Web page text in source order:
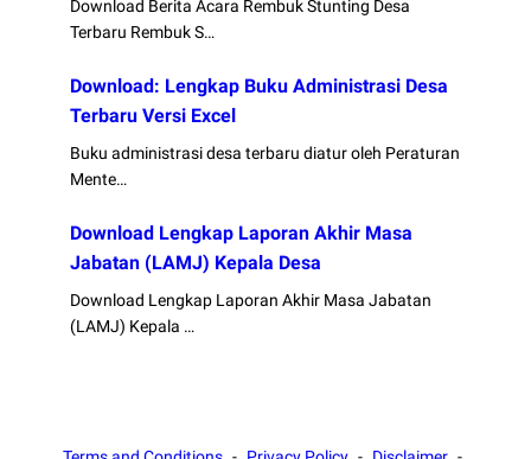
Download Berita Acara Rembuk Stunting Desa
Terbaru Rembuk S…
Download: Lengkap Buku Administrasi Desa
Terbaru Versi Excel
Buku administrasi desa terbaru diatur oleh Peraturan
Mente…
Download Lengkap Laporan Akhir Masa
Jabatan (LAMJ) Kepala Desa
Download Lengkap Laporan Akhir Masa Jabatan
(LAMJ) Kepala …